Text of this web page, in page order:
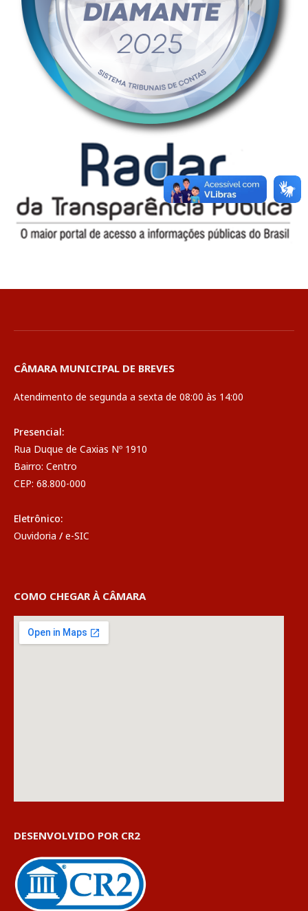
CÂMARA MUNICIPAL DE BREVES
Atendimento de segunda a sexta de 08:00 às 14:00
Presencial:
Rua Duque de Caxias Nº 1910
Bairro: Centro
CEP: 68.800-000
Eletrônico:
Ouvidoria / e-SIC
COMO CHEGAR À CÂMARA
DESENVOLVIDO POR CR2